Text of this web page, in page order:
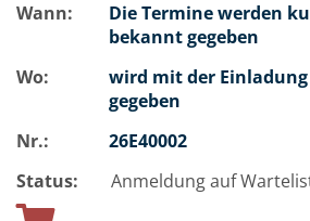
Wann:
Die Termine werden
bekannt gegeben
Wo:
wird mit der
gegeben
Nr.:
26E40002
Status:
Anmeldung auf